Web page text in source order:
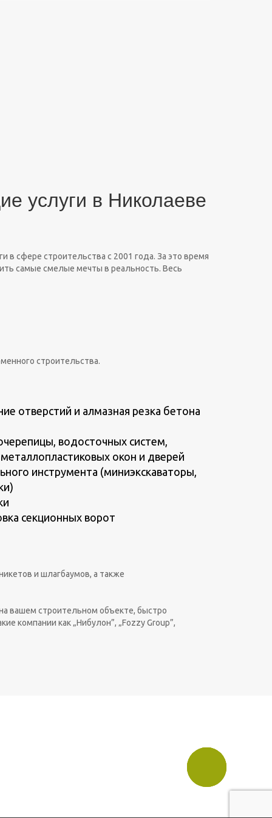
услуги в Николаеве
в сфере строительства с 2001 года. За это время
самые смелые мечты в реальность. Весь
строительства.
отверстий и алмазная резка бетона
водосточных систем,
окон и дверей
инструмента (миниэкскаваторы,
секционных ворот
и шлагбаумов, а также
вашем строительном объекте, быстро
компании как „Нибулон”, „Fozzy Group”,